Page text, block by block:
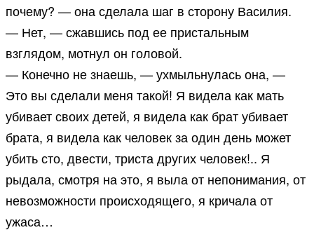
почему? — она сделала шаг в сторону Василия.
— Нет, — сжавшись под ее пристальным
взглядом, мотнул он головой.
— Конечно не знаешь, — ухмыльнулась она, —
Это вы сделали меня такой! Я видела как мать
убивает своих детей, я видела как брат убивает
брата, я видела как человек за один день может
убить сто, двести, триста других человек!.. Я
рыдала, смотря на это, я выла от непонимания, от
невозможности происходящего, я кричала от
ужаса…